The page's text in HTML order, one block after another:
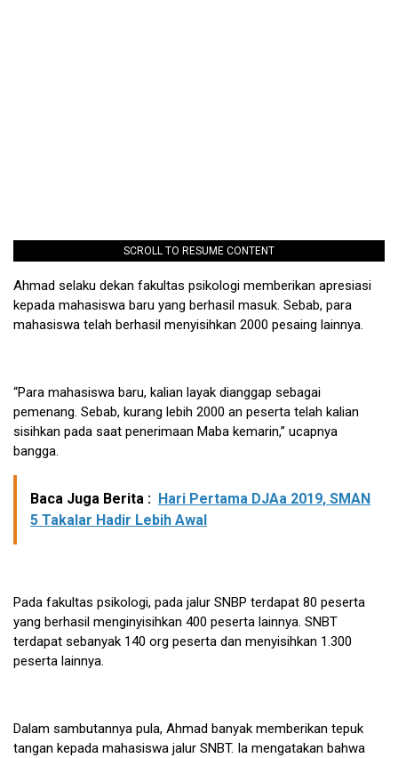
SCROLL TO RESUME CONTENT
Ahmad selaku dekan fakultas psikologi memberikan apresiasi
kepada mahasiswa baru yang berhasil masuk. Sebab, para
mahasiswa telah berhasil menyisihkan 2000 pesaing lainnya.
“Para mahasiswa baru, kalian layak dianggap sebagai
pemenang. Sebab, kurang lebih 2000 an peserta telah kalian
sisihkan pada saat penerimaan Maba kemarin,” ucapnya
bangga.
Baca Juga Berita : Hari Pertama DJAa 2019, SMAN
5 Takalar Hadir Lebih Awal
Pada fakultas psikologi, pada jalur SNBP terdapat 80 peserta
yang berhasil menginyisihkan 400 peserta lainnya. SNBT
terdapat sebanyak 140 org peserta dan menyisihkan 1.300
peserta lainnya.
Dalam sambutannya pula, Ahmad banyak memberikan tepuk
tangan kepada mahasiswa jalur SNBT. Ia mengatakan bahwa